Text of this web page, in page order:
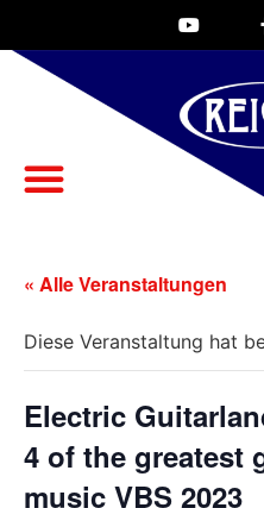
« Alle Veranstaltungen
Diese Veranstaltung hat
Electric
4 of the greatest
music VBS 2023